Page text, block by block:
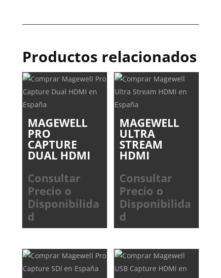
Productos relacionados
MAGEWELL
PRO
CAPTURE
DUAL HDMI
Consultar
Precio o
Disponibilida
d
MAGEWELL
ULTRA
STREAM
HDMI
Consultar
Precio o
Disponibilida
d